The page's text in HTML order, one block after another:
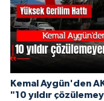
Kemal Aygün'den
"10 yıldır